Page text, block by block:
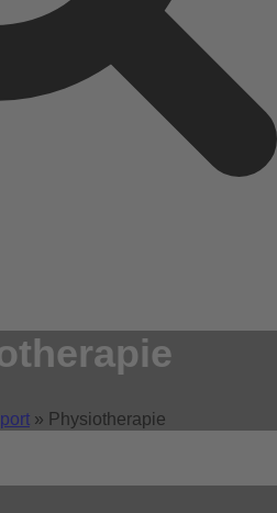
» Physiotherapie